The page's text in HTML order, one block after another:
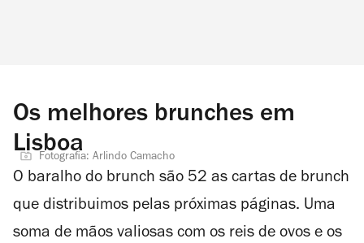
Os melhores brunches em
Lisboa
Fotografia: Arlindo Camacho
O baralho do brunch são 52 as cartas de brunch
que distribuimos pelas próximas páginas. Uma
soma de mãos valiosas com os reis de ovos e os